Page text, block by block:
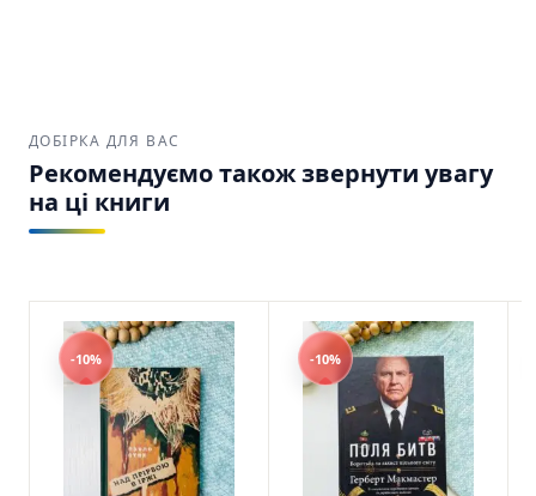
ДОБІРКА ДЛЯ ВАС
Рекомендуємо також звернути увагу
на ці книги
-10% -10%